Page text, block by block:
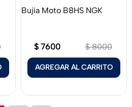
Bujía Moto B8HS NGK
$ 8000
$ 7600
AGREGAR AL CARRITO